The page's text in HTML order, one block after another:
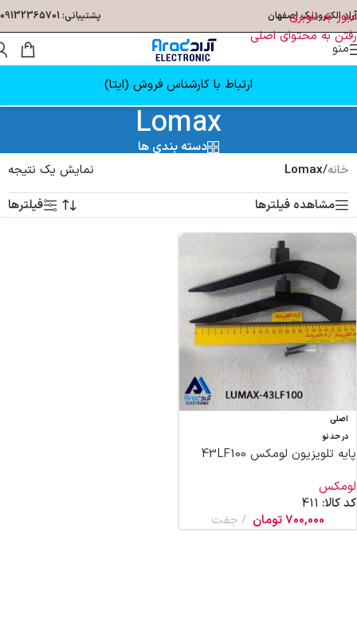
عبور به ناوبری
رفتن به محتوای اصلی
آراد الکترونیک اصفهان پشتیبانی: 09132365701
منو
ارتباط با کارشناس فروش (ایتا)
Lomax
دسته بندی ها
خانه/
Lomax
نمایش یک نتیجه
مشاهده فیلترها
فیلترها
اصلی
در حد نو
پایه تلویزیون لومکس 43LF100
لومکس
کد کالا: 411
700,000تومان جفت